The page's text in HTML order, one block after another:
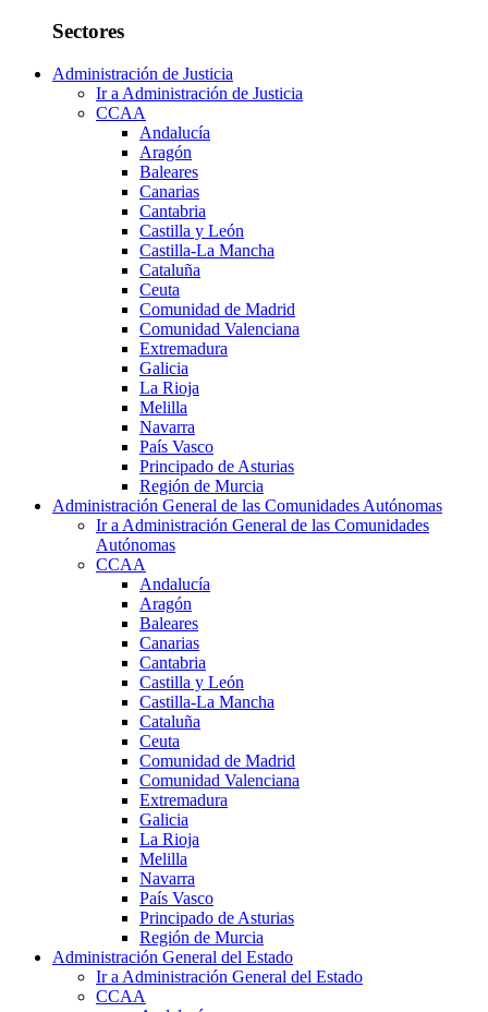
Sectores
Administración de Justicia
Ir a Administración de Justicia
CCAA
Andalucía
Aragón
Baleares
Canarias
Cantabria
Castilla y León
Castilla-La Mancha
Cataluña
Ceuta
Comunidad de Madrid
Comunidad Valenciana
Extremadura
Galicia
La Rioja
Melilla
Navarra
País Vasco
Principado de Asturias
Región de Murcia
Administración General de las Comunidades Autónomas
Ir a Administración General de las Comunidades
Autónomas
CCAA
Andalucía
Aragón
Baleares
Canarias
Cantabria
Castilla y León
Castilla-La Mancha
Cataluña
Ceuta
Comunidad de Madrid
Comunidad Valenciana
Extremadura
Galicia
La Rioja
Melilla
Navarra
País Vasco
Principado de Asturias
Región de Murcia
Administración General del Estado
Ir a Administración General del Estado
CCAA